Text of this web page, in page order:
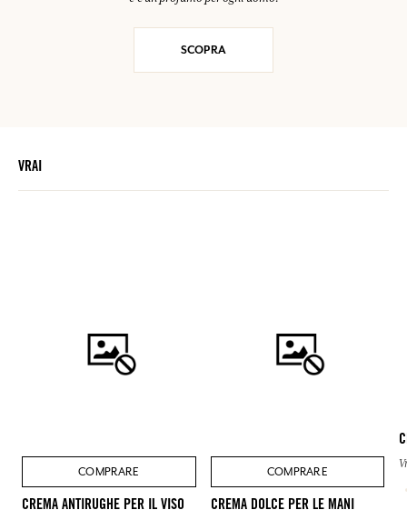
SCOPRA
VRAI
COMPRARE
CREMA ANTIRUGHE PER IL VISO
COMPRARE
CREMA DOLCE PER LE MANI